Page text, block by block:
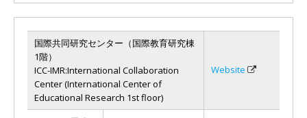
国際共同研究センター（国際教育研究棟
1階）
ICC-IMR:International Collaboration
Center (International Center of
Educational Research 1st floor)
Website